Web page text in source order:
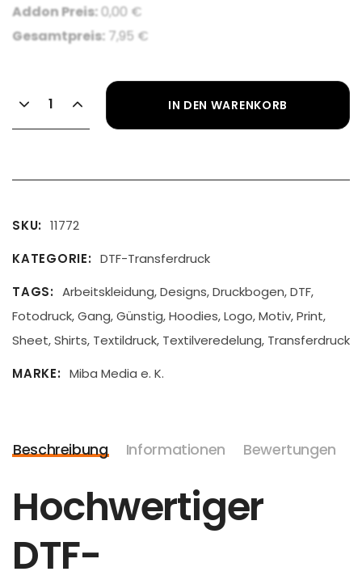
Addon Preis:0,00 €
Gesamtpreis: 7,95 €
IN DEN WARENKORB
SKU
11772
KATEGORIE
DTF-Transferdruck
TAGS
Arbeitskleidung,Designs,Druckbogen,DTF,
Fotodruck,Gang,Günstig,Hoodies,Logo,Motiv,Print,
Sheet,Shirts, Textildruck, Textilveredelung, Transferdruck
MARKE
Miba Media e. K.
Beschreibung Informationen Bewertungen
Hochwertiger
DTF-